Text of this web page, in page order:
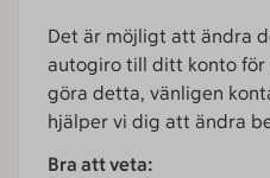
Det är möjligt att ändra
autogiro till ditt konto för
göra detta, vänligen
hjälper vi dig att ändra
Bra att veta: